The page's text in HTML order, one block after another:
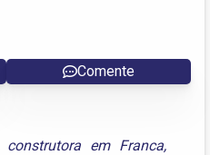
Comente
construtora em Franca,